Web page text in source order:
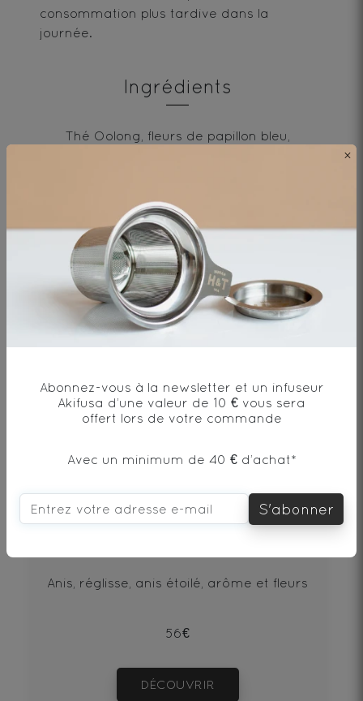
consommation plus tardive dans la
journée.
Ingrédients
Thé Oolong, fleurs de papillon bleu,
Envie de changement?
vous aimerez aussi...
Night Détox
Anis, réglisse, anis étoilé, arôme et fleurs
56€
DÉCOUVRIR
×
Abonnez-vous à la newsletter et un infuseur
Akifusa d’une valeur de 10 € vous sera
offert lors de votre commande
Avec un minimum de 40 € d’achat*
S'abonner